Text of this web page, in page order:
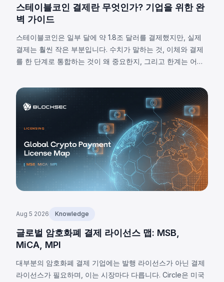
스테이블코인 결제란 무엇인가? 기업을 위한 완
벽 가이드
스테이블코인은 일부 달에 약 1.8조 달러를 결제했지만, 실제
결제는 훨씬 작은 부분입니다. 수치가 말하는 것, 이체와 결제
를 한 단계로 통합하는 것이 왜 중요한지, 그리고 한계는 어디
Aug 5 2026 Knowledge
글로벌 암호화폐 결제 라이선스 맵: MSB,
MiCA, MPI
대부분의 암호화폐 결제 기업에는 발행 라이선스가 아닌 결제
라이선스가 필요하며, 이는 시장마다 다릅니다. Circle은 미국